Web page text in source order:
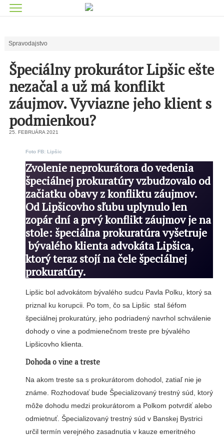
Spravodajstvo
Špeciálny prokurátor Lipšic ešte
nezačal a už má konflikt
záujmov. Vyviazne jeho klient s
podmienkou?
25. FEBRUÁRA 2021
Foto FB: Lipšic
Zvolenie neprokurátora do vedenia
špeciálnej prokuratúry vzbudzovalo od
začiatku obavy z konfliktu záujmov.
Od Lipšicovho sľubu uplynulo len
zopár dní a prvý konflikt záujmov je na
stole: špeciálna prokuratúra vyšetruje
bývalého klienta advokáta Lipšica,
ktorý teraz stojí na čele špeciálnej
prokuratúry.
Lipšic bol advokátom bývalého sudcu Pavla Polku, ktorý sa
priznal ku korupcii. Po tom, čo sa Lipšic stal šéfom
špeciálnej prokuratúry, jeho podriadený navrhol schválenie
dohody o vine a podmienečnom treste pre bývalého
Lipšicovho klienta.
Dohoda o vine a treste
Na akom treste sa s prokurátorom dohodol, zatiaľ nie je
známe. Rozhodovať bude Špecializovaný trestný súd, ktorý
môže dohodu medzi prokurátorom a Polkom potvrdiť alebo
odmietnuť. Špecializovaný trestný súd v Banskej Bystrici
určil termín verejného zasadnutia v kauze emeritného